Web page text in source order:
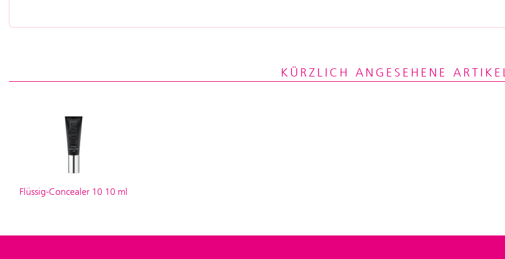
KÜRZLICH ANGESEHENE ARTIKEL
Flüssig-Concealer 10 10 ml